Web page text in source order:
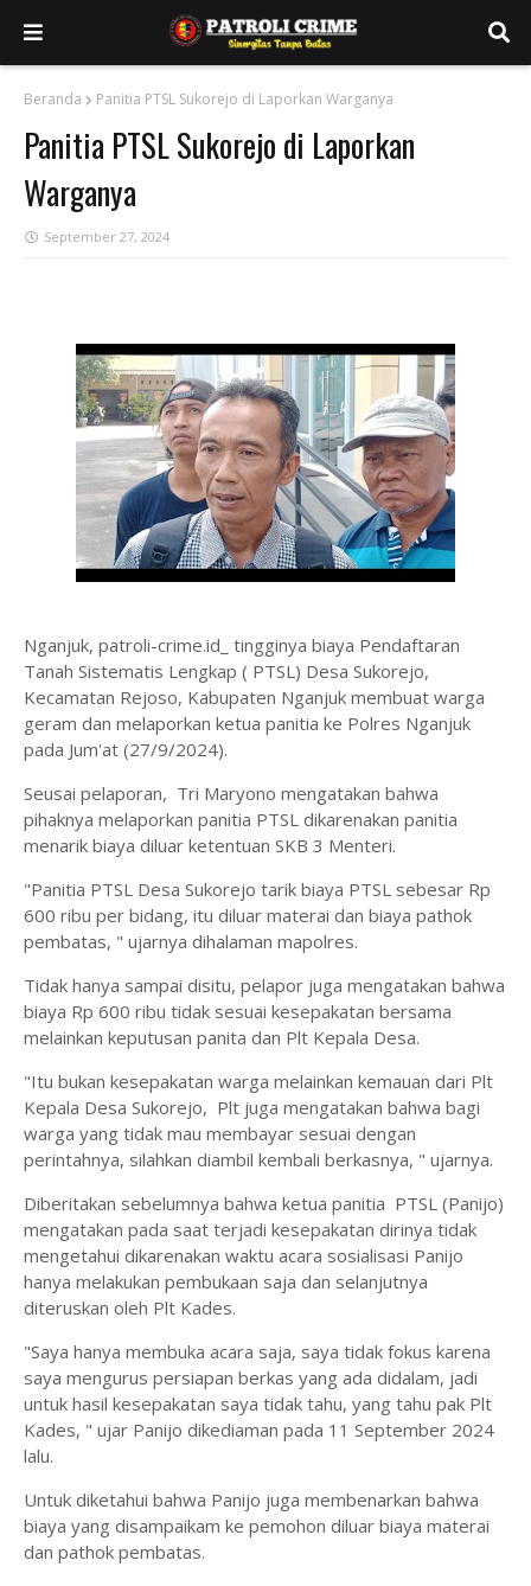
Beranda Panitia PTSL Sukorejo di Laporkan Warganya
Panitia PTSL Sukorejo di Laporkan
Warganya
September 27, 2024
Nganjuk, patroli-crime.id_ tingginya biaya Pendaftaran
Tanah Sistematis Lengkap ( PTSL) Desa Sukorejo,
Kecamatan Rejoso, Kabupaten Nganjuk membuat warga
geram dan melaporkan ketua panitia ke Polres Nganjuk
pada Jum'at (27/9/2024).
Seusai pelaporan, Tri Maryono mengatakan bahwa
pihaknya melaporkan panitia PTSL dikarenakan panitia
menarik biaya diluar ketentuan SKB 3 Menteri.
"Panitia PTSL Desa Sukorejo tarik biaya PTSL sebesar Rp
600 ribu per bidang, itu diluar materai dan biaya pathok
pembatas, " ujarnya dihalaman mapolres.
Tidak hanya sampai disitu, pelapor juga mengatakan bahwa
biaya Rp 600 ribu tidak sesuai kesepakatan bersama
melainkan keputusan panita dan Plt Kepala Desa.
"Itu bukan kesepakatan warga melainkan kemauan dari Plt
Kepala Desa Sukorejo, Plt juga mengatakan bahwa bagi
warga yang tidak mau membayar sesuai dengan
perintahnya, silahkan diambil kembali berkasnya, " ujarnya.
Diberitakan sebelumnya bahwa ketua panitia PTSL (Panijo)
mengatakan pada saat terjadi kesepakatan dirinya tidak
mengetahui dikarenakan waktu acara sosialisasi Panijo
hanya melakukan pembukaan saja dan selanjutnya
diteruskan oleh Plt Kades.
"Saya hanya membuka acara saja, saya tidak fokus karena
saya mengurus persiapan berkas yang ada didalam, jadi
untuk hasil kesepakatan saya tidak tahu, yang tahu pak Plt
Kades, " ujar Panijo dikediaman pada 11 September 2024
lalu.
Untuk diketahui bahwa Panijo juga membenarkan bahwa
biaya yang disampaikam ke pemohon diluar biaya materai
dan pathok pembatas.